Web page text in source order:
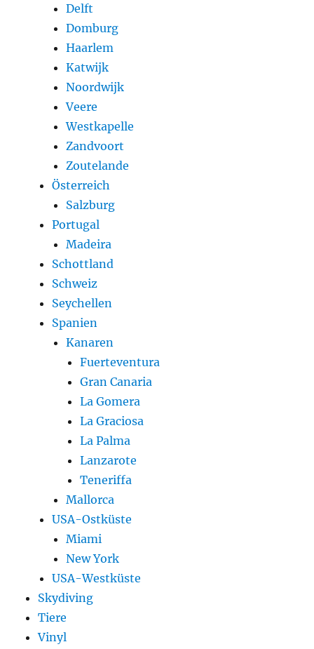
Delft
Domburg
Haarlem
Katwijk
Noordwijk
Veere
Westkapelle
Zandvoort
Zoutelande
Österreich
Salzburg
Portugal
Madeira
Schottland
Schweiz
Seychellen
Spanien
Kanaren
Fuerteventura
Gran Canaria
La Gomera
La Graciosa
La Palma
Lanzarote
Teneriffa
Mallorca
USA-Ostküste
Miami
New York
USA-Westküste
Skydiving
Tiere
Vinyl